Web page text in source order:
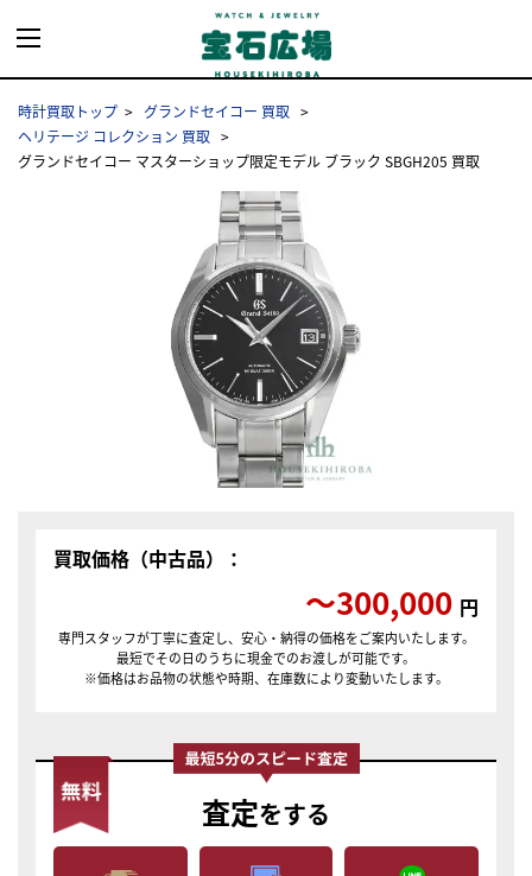
時計買取トップ
グランドセイコー 買取
ヘリテージ コレクション 買取
グランドセイコー マスターショップ限定モデル ブラック SBGH205 買取
買取価格（中古品）：
〜300,000 円
専門スタッフが丁寧に査定し、安心・納得の価格をご案内いたします。
最短でその日のうちに現金でのお渡しが可能です。
※価格はお品物の状態や時期、在庫数により変動いたします。
査定をする